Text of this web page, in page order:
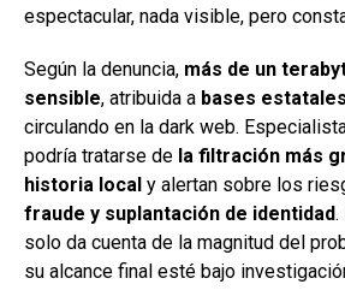
espectacular, nada visible, pero
Según la denuncia, más de un
sensible, atribuida a bases
circulando en la dark web.
podría tratarse de la filtración más
historia local y alertan sobre los
fraude y suplantación de identidad.
solo da cuenta de la magnitud del
su alcance final esté bajo